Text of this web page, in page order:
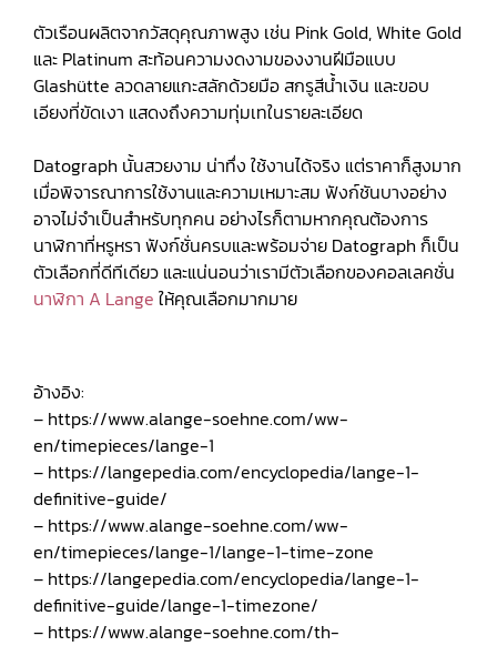
ตัวเรือนผลิตจากวัสดุคุณภาพสูง เช่น Pink Gold, White Gold
และ Platinum สะท้อนความงดงามของงานฝีมือแบบ
Glashütte ลวดลายแกะสลักด้วยมือ สกรูสีน้ำเงิน และขอบ
เอียงที่ขัดเงา แสดงถึงความทุ่มเทในรายละเอียด
Datograph นั้นสวยงาม น่าทึ่ง ใช้งานได้จริง แต่ราคาก็สูงมาก
เมื่อพิจารณาการใช้งานและความเหมาะสม ฟังก์ชันบางอย่าง
อาจไม่จำเป็นสำหรับทุกคน อย่างไรก็ตามหากคุณต้องการ
นาฬิกาที่หรูหรา ฟังก์ชั่นครบและพร้อมจ่าย Datograph ก็เป็น
ตัวเลือกที่ดีทีเดียว และแน่นอนว่าเรามีตัวเลือกของคอลเลคชั่น
นาฬิกา A Lange ให้คุณเลือกมากมาย
อ้างอิง:
– https://www.alange-soehne.com/ww-
en/timepieces/lange-1
– https://langepedia.com/encyclopedia/lange-1-
definitive-guide/
– https://www.alange-soehne.com/ww-
en/timepieces/lange-1/lange-1-time-zone
– https://langepedia.com/encyclopedia/lange-1-
definitive-guide/lange-1-timezone/
– https://www.alange-soehne.com/th-